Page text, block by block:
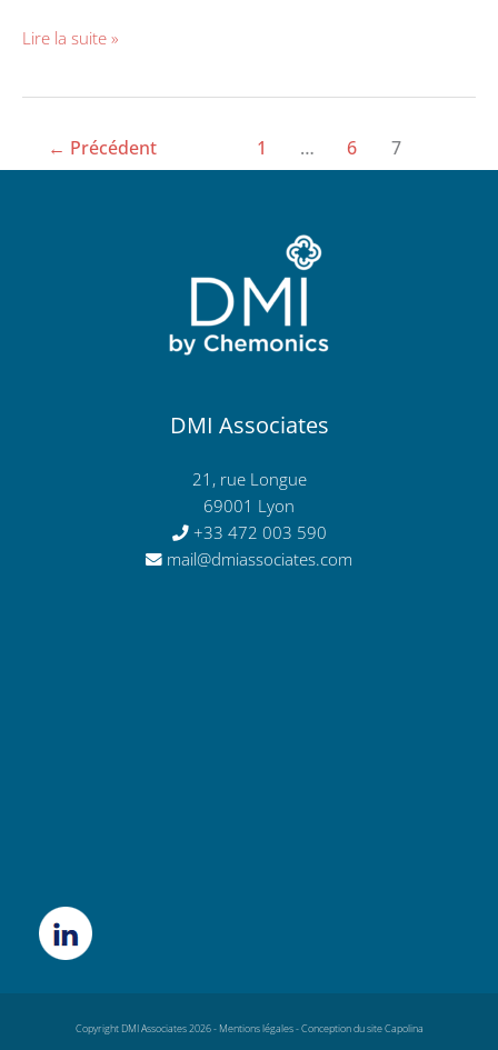
Lire la suite »
← Précédent 1 … 6 7
DMI Associates
21, rue Longue
69001 Lyon
+33 472 003 590
mail@dmiassociates.com
Copyright DMI Associates 2026 - Mentions légales-Conception du site Capolina